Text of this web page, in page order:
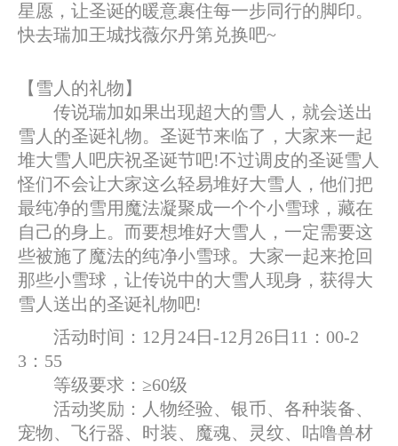
星愿，让圣诞的暖意裹住每一步同行的脚印。
快去瑞加王城找薇尔丹第兑换吧~
【雪人的礼物】
传说瑞加如果出现超大的雪人，就会送出
雪人的圣诞礼物。圣诞节来临了，大家来一起
堆大雪人吧庆祝圣诞节吧!不过调皮的圣诞雪人
怪们不会让大家这么轻易堆好大雪人，他们把
最纯净的雪用魔法凝聚成一个个小雪球，藏在
自己的身上。而要想堆好大雪人，一定需要这
些被施了魔法的纯净小雪球。大家一起来抢回
那些小雪球，让传说中的大雪人现身，获得大
雪人送出的圣诞礼物吧!
活动时间：12月24日-12月26日11：00-2
3：55
等级要求：≥60级
活动奖励：人物经验、银币、各种装备、
宠物、飞行器、时装、魔魂、灵纹、咕噜兽材